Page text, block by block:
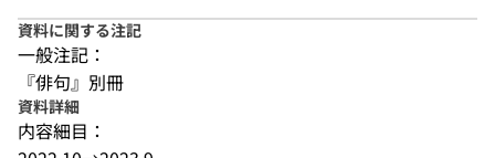
資料に関する注記
一般注記：
『俳句』別冊
資料詳細
内容細目：